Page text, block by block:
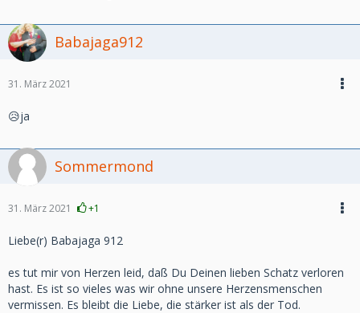
Babajaga912
31. März 2021
😥ja
Sommermond
31. März 2021 +1
Liebe(r) Babajaga 912
es tut mir von Herzen leid, daß Du Deinen lieben Schatz verloren
hast. Es ist so vieles was wir ohne unsere Herzensmenschen
vermissen. Es bleibt die Liebe, die stärker ist als der Tod.